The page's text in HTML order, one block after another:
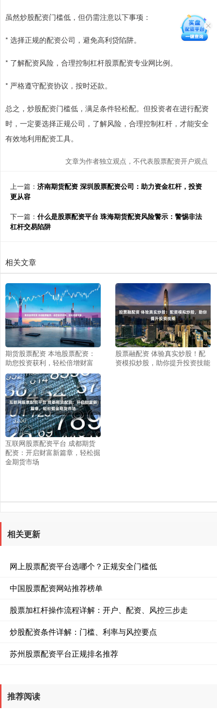
虽然炒股配资门槛低，但仍需注意以下事项：
* 选择正规的配资公司，避免高利贷陷阱。
* 了解配资风险，合理控制杠杆股票配资专业网比例。
* 严格遵守配资协议，按时还款。
总之，炒股配资门槛低，满足条件轻松配。但投资者在进行配资
时，一定要选择正规公司，了解风险，合理控制杠杆，才能安全
有效地利用配资工具。
文章为作者独立观点，不代表股票配资开户观点
上一篇： 济南期货配资 深圳股票配资公司：助力资金杠杆，投资
更从容
下一篇： 什么是股票配资平台 珠海期货配资风险警示：警惕非法
杠杆交易陷阱
相关文章
期货股票配资 本地股票配资：
助您投资获利，轻松倍增财富
股票融配资 体验真实炒股！配
资模拟炒股，助你提升投资技能
互联网股票配资平台 成都期货
配资：开启财富新篇章，轻松掘
金期货市场
相关更新
网上股票配资平台选哪个？正规安全门槛低
中国股票配资网站推荐榜单
股票加杠杆操作流程详解：开户、配资、风控三步走
炒股配资条件详解：门槛、利率与风控要点
苏州股票配资平台正规排名推荐
推荐阅读